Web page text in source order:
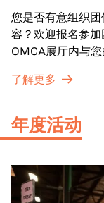
您是否有意组织
容？欢迎报名参
OMCA展厅内与
了解更多
年度活动